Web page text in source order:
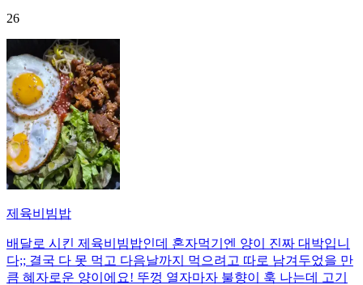
26
제육비빔밥
배달로 시킨 제육비빔밥인데 혼자먹기엔 양이 진짜 대박입니
다;; 결국 다 못 먹고 다음날까지 먹으려고 따로 남겨두었을 만
큼 혜자로운 양이에요! 뚜껑 열자마자 불향이 훅 나는데 고기